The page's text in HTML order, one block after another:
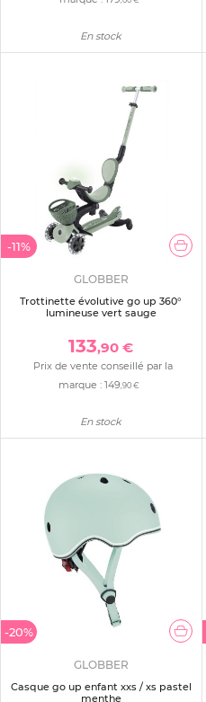
En stock
-11%
GLOBBER
Trottinette évolutive go up 360°
lumineuse vert sauge
133,90 €
Prix de vente conseillé par la
marque :149,90 €
En stock
-20%
GLOBBER
Casque go up enfant xxs / xs pastel
menthe